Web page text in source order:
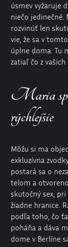
úsmev vyžaruje
niečo
rozvinúť len
vie, že sa v
úplne doma. Tu
zatiaľ čo z
Maria
rýchlejšie
Môžu si ma
exkluzívna
postará sa o
telom a
skutočný sex,
žiadne hranice.
podľa toho, čo
poháňa a dáva
dome v Berlíne